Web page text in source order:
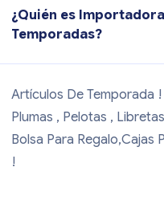
¿Quién es
Temporadas?
Artículos De Temporada
Plumas , Pelotas ,
Bolsa Para Regalo,cajas
!